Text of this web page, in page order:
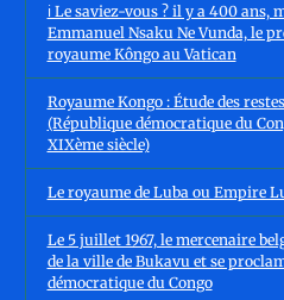
ℹ️ Le saviez-vous ? il y a 400
Emmanuel Nsaku Ne Vunda, le
royaume Kôngo au Vatican
Royaume Kongo : Étude des
(République démocratique du
XIXème siècle)
Le royaume de Luba ou Empire
Le 5 juillet 1967, le mercenaire
de la ville de Bukavu et se
démocratique du Congo